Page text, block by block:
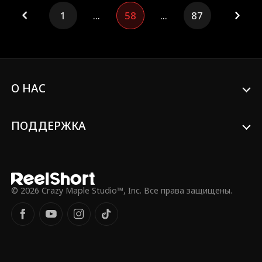
этот раз я уничтожу всех, кто встанет
между нами. Ты будешь моей
единственной принцессой».
1 ... 58 ... 87
О НАС
ПОДДЕРЖКА
© 2026 Crazy Maple Studio™, Inc. Все права защищены.